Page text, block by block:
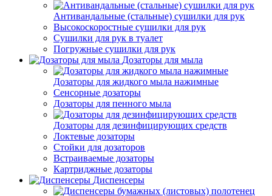
Антивандальные (стальные) сушилки для рук
Высокоскоростные сушилки для рук
Сушилки для рук в туалет
Погружные сушилки для рук
Дозаторы для мыла
Дозаторы для жидкого мыла нажимные
Сенсорные дозаторы
Дозаторы для пенного мыла
Дозаторы для дезинфицирующих средств
Локтевые дозаторы
Стойки для дозаторов
Встраиваемые дозаторы
Картриджные дозаторы
Диспенсеры